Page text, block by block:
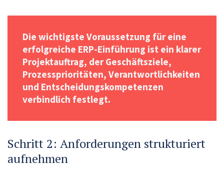
Die wichtigste Voraussetzung für eine
erfolgreiche ERP-Einführung ist ein klarer
Projektauftrag, der Geschäftsziele,
Prozessprioritäten, Verantwortlichkeiten
und Entscheidungskompetenzen
verbindlich festlegt.
Schritt 2: Anforderungen strukturiert
aufnehmen